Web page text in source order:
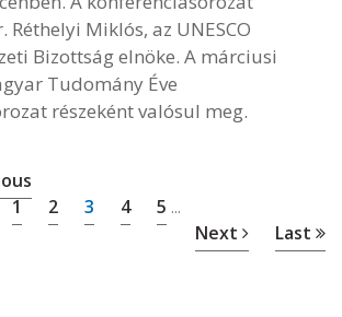
Réthelyi Miklós, az UNESCO
Bizottság elnöke. A márciusi
Tudomány Éve
részeként valósul meg.
1
2 3 4 5 ...
Next Last